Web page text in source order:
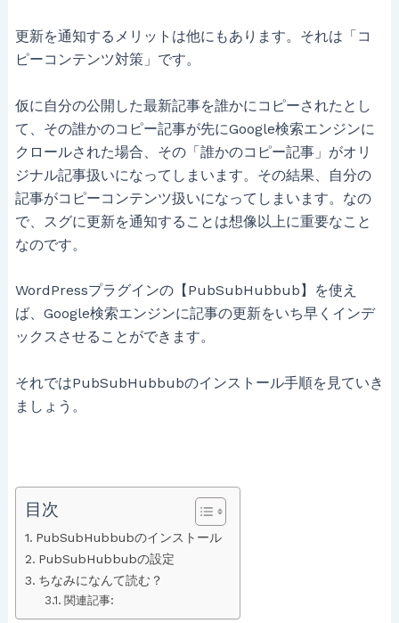
更新を通知するメリットは他にもあります。それは「コ
ピーコンテンツ対策」です。
仮に自分の公開した最新記事を誰かにコピーされたとし
て、その誰かのコピー記事が先にGoogle検索エンジンに
クロールされた場合、その「誰かのコピー記事」がオリ
ジナル記事扱いになってしまいます。その結果、自分の
記事がコピーコンテンツ扱いになってしまいます。なの
で、スグに更新を通知することは想像以上に重要なこと
なのです。
WordPressプラグインの【PubSubHubbub】を使え
ば、Google検索エンジンに記事の更新をいち早くインデ
ックスさせることができます。
それではPubSubHubbubのインストール手順を見ていき
ましょう。
目次
PubSubHubbubのインストール
PubSubHubbubの設定
ちなみになんて読む？
関連記事: